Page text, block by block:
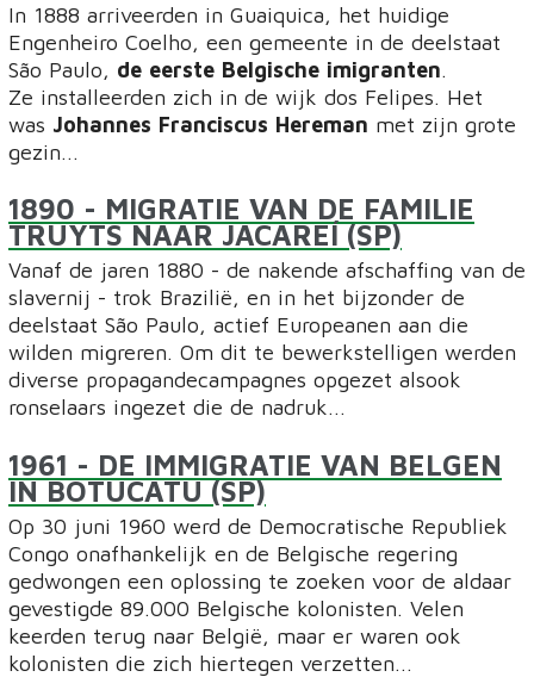
In 1888 arriveerden in Guaiquica, het huidige
Engenheiro Coelho, een gemeente in de deelstaat
São Paulo, de eerste Belgische imigranten.
Ze installeerden zich in de wijk dos Felipes. Het
was Johannes Franciscus Hereman met zijn grote
gezin...
1890 - MIGRATIE VAN DE FAMILIE
TRUYTS NAAR JACAREÍ (SP)
Vanaf de jaren 1880 - de nakende afschaffing van de
slavernij - trok Brazilië, en in het bijzonder de
deelstaat São Paulo, actief Europeanen aan die
wilden migreren. Om dit te bewerkstelligen werden
diverse propagandecampagnes opgezet alsook
ronselaars ingezet die de nadruk...
1961 - DE IMMIGRATIE VAN BELGEN
IN BOTUCATU (SP)
Op 30 juni 1960 werd de Democratische Republiek
Congo onafhankelijk en de Belgische regering
gedwongen een ​​oplossing te zoeken voor de aldaar
gevestigde 89.000 Belgische kolonisten. Velen
keerden terug naar België, maar er waren ook
kolonisten die zich hiertegen verzetten...